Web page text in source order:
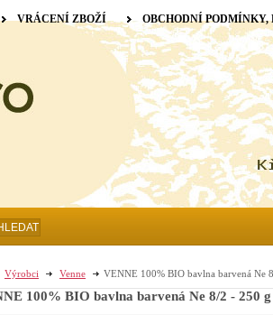
Výrobci Venne VENNE 100% BIO bavlna barvená Ne
100% BIO bavlna barvená Ne 8/2 - 250
VRÁCENÍ ZBOŽÍ OBCHODNÍ PODMÍNKY,